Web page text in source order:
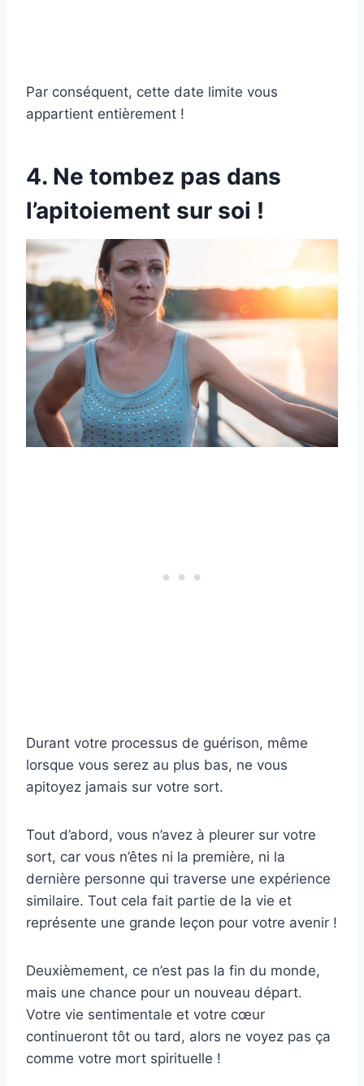
Par conséquent, cette date limite vous
appartient entièrement !
4. Ne tombez pas dans
l’apitoiement sur soi !
Durant votre processus de guérison, même
lorsque vous serez au plus bas, ne vous
apitoyez jamais sur votre sort.
Tout d’abord, vous n’avez à pleurer sur votre
sort, car vous n’êtes ni la première, ni la
dernière personne qui traverse une expérience
similaire. Tout cela fait partie de la vie et
représente une grande leçon pour votre avenir !
Deuxièmement, ce n’est pas la fin du monde,
mais une chance pour un nouveau départ.
Votre vie sentimentale et votre cœur
continueront tôt ou tard, alors ne voyez pas ça
comme votre mort spirituelle !